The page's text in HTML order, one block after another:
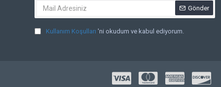
Gönder
Kullanım Koşulları 'ni okudum ve kabul ediyorum.